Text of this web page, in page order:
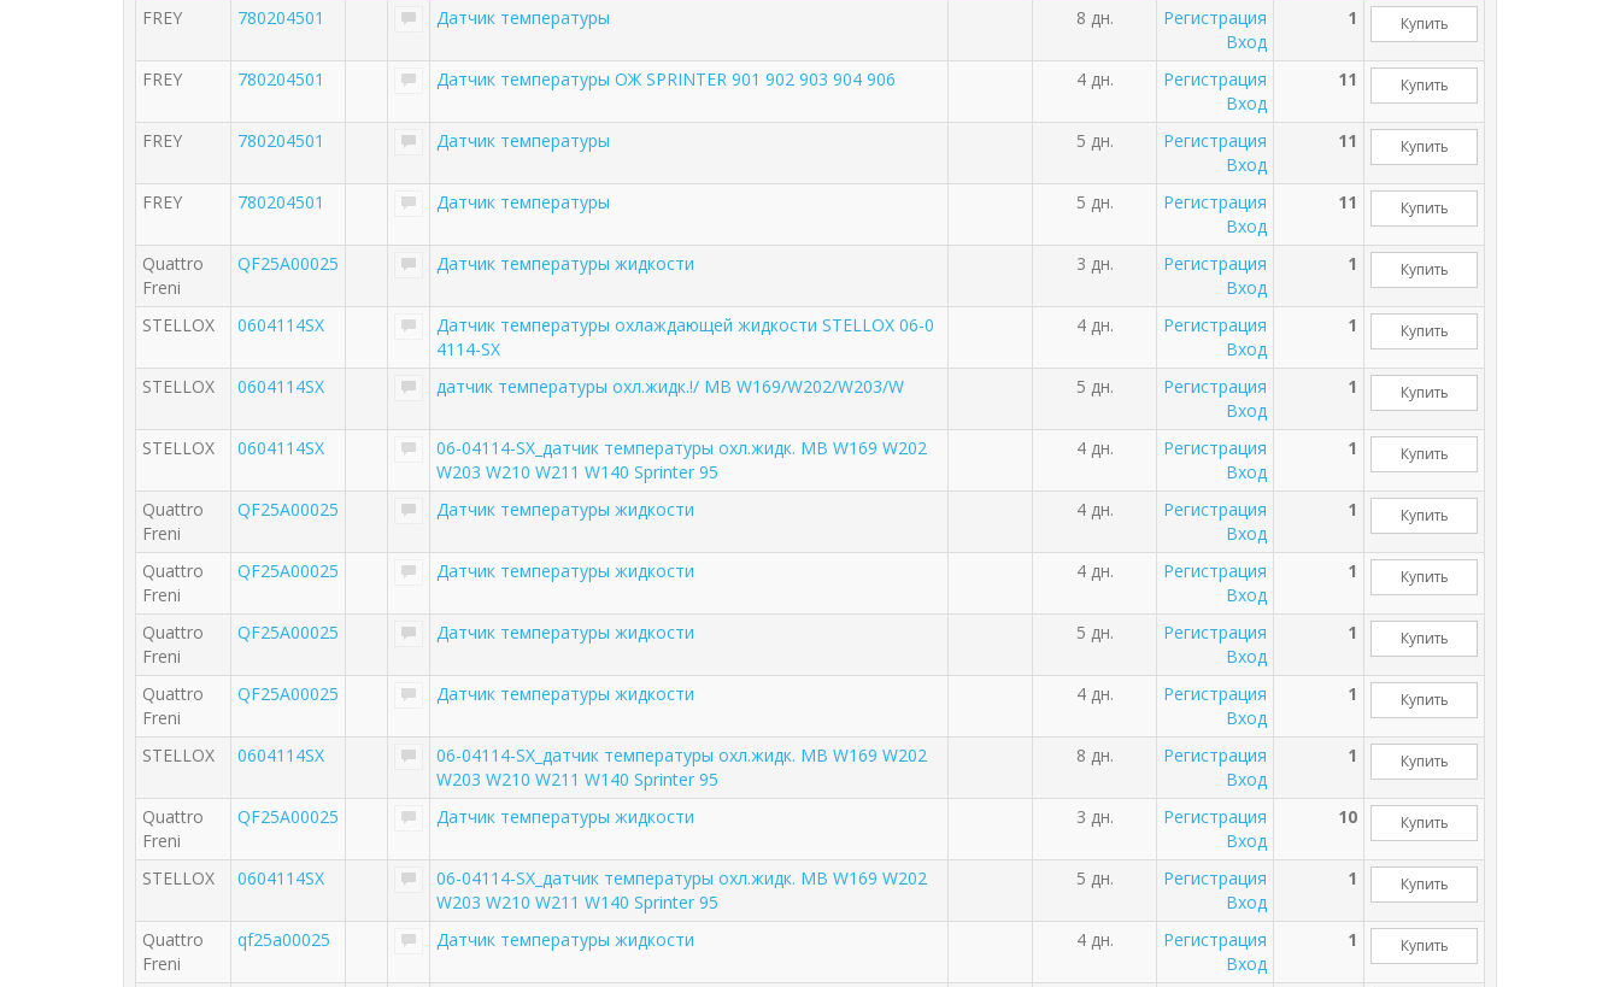
FREY 780204501 Датчик температуры 8 дн.
Регистрация
Вход
1 Купить
FREY 780204501 Датчик температуры ОЖ SPRINTER 901 902 903 904 906 4 дн.
Регистрация
Вход
11 Купить
FREY 780204501 Датчик температуры 5 дн.
Регистрация
Вход
11 Купить
FREY 780204501 Датчик температуры 5 дн.
Регистрация
Вход
11 Купить
Quattro
Freni
QF25A00025 Датчик температуры жидкости 3 дн.
Регистрация
Вход
1 Купить
STELLOX 0604114SX
Датчик температуры охлаждающей жидкости STELLOX 06-0
4114-SX
4 дн.
Регистрация
Вход
1 Купить
STELLOX 0604114SX датчик температуры охл.жидк.!/ MB W169/W202/W203/W 5 дн.
Регистрация
Вход
1 Купить
STELLOX 0604114SX
06-04114-SX_датчик температуры охл.жидк. MB W169 W202
W203 W210 W211 W140 Sprinter 95
4 дн.
Регистрация
Вход
1 Купить
Quattro
Freni
QF25A00025 Датчик температуры жидкости 4 дн.
Регистрация
Вход
1 Купить
Quattro
Freni
QF25A00025 Датчик температуры жидкости 4 дн.
Регистрация
Вход
1 Купить
Quattro
Freni
QF25A00025 Датчик температуры жидкости 5 дн.
Регистрация
Вход
1 Купить
Quattro
Freni
QF25A00025 Датчик температуры жидкости 4 дн.
Регистрация
Вход
1 Купить
STELLOX 0604114SX
06-04114-SX_датчик температуры охл.жидк. MB W169 W202
W203 W210 W211 W140 Sprinter 95
8 дн.
Регистрация
Вход
1 Купить
Quattro
Freni
QF25A00025 Датчик температуры жидкости 3 дн.
Регистрация
Вход
10 Купить
STELLOX 0604114SX
06-04114-SX_датчик температуры охл.жидк. MB W169 W202
W203 W210 W211 W140 Sprinter 95
5 дн.
Регистрация
Вход
1 Купить
Quattro
Freni
qf25a00025 Датчик температуры жидкости 4 дн.
Регистрация
Вход
1 Купить